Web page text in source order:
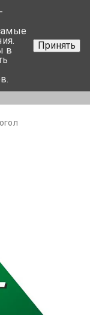
17-350-99-56
44-752-82-08
Задать вопрос
в
Принять